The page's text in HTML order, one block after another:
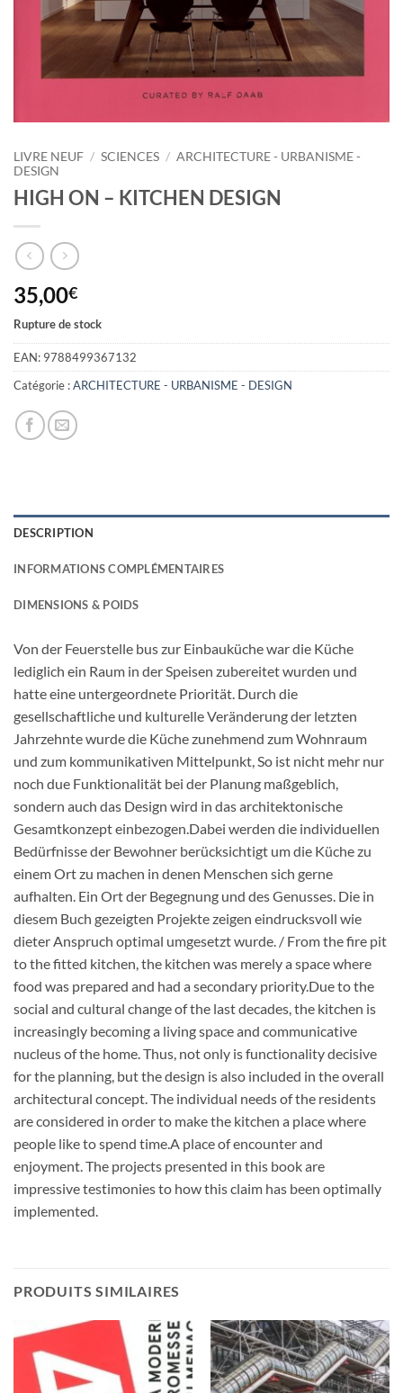
LIVRE NEUF / SCIENCES / ARCHITECTURE - URBANISME -
DESIGN
HIGH ON – KITCHEN DESIGN
35,00€
Rupture de stock
EAN: 9788499367132
Catégorie :ARCHITECTURE - URBANISME - DESIGN
DESCRIPTION
INFORMATIONS COMPLÉMENTAIRES
DIMENSIONS & POIDS
Von der Feuerstelle bus zur Einbauküche war die Küche
lediglich ein Raum in der Speisen zubereitet wurden und
hatte eine untergeordnete Priorität. Durch die
gesellschaftliche und kulturelle Veränderung der letzten
Jahrzehnte wurde die Küche zunehmend zum Wohnraum
und zum kommunikativen Mittelpunkt, So ist nicht mehr nur
noch due Funktionalität bei der Planung maßgeblich,
sondern auch das Design wird in das architektonische
Gesamtkonzept einbezogen.Dabei werden die individuellen
Bedürfnisse der Bewohner berücksichtigt um die Küche zu
einem Ort zu machen in denen Menschen sich gerne
aufhalten. Ein Ort der Begegnung und des Genusses. Die in
diesem Buch gezeigten Projekte zeigen eindrucksvoll wie
dieter Anspruch optimal umgesetzt wurde. / From the fire pit
to the fitted kitchen, the kitchen was merely a space where
food was prepared and had a secondary priority.Due to the
social and cultural change of the last decades, the kitchen is
increasingly becoming a living space and communicative
nucleus of the home. Thus, not only is functionality decisive
for the planning, but the design is also included in the overall
architectural concept. The individual needs of the residents
are considered in order to make the kitchen a place where
people like to spend time.A place of encounter and
enjoyment. The projects presented in this book are
impressive testimonies to how this claim has been optimally
implemented.
PRODUITS SIMILAIRES